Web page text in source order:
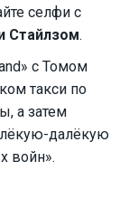
селфи с
Стайлзом.
с Томом
такси по
а затем
далёкую
войн».